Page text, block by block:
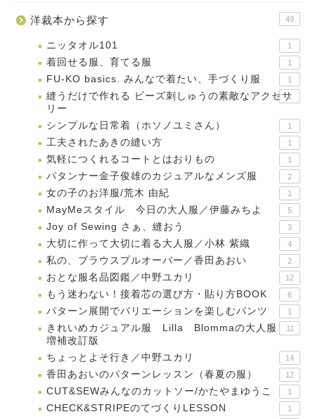
洋裁本から探す 49
ニッタオル101 1
着回せる服、育てる服 1
FU-KO basics. みんなで着たい、手づくり服 1
縫うだけで作れる ビーズ刺しゅうの素敵なアクセサ
リー
1
シンプルな日常着（ホソノユミさん） 1
工夫されたあきの縫い方 1
気軽につくれるコートとはおりもの 1
パタンナー金子俊雄のカジュアルなメンズ服 2
女の子のお洋服/荒木 由紀 1
MayMeスタイル 今日の大人服／伊藤みちよ 5
Joy of Sewing さぁ、縫おう 3
大切に作って大切に着る大人服／小林 紫織 4
私の、ブラウスプルオーバー／香田あおい 2
おとな服名品図鑑／中野ユカリ 12
もう迷わない！接着芯の選び方・貼り方BOOK 6
パターン展開でバリエーションを楽しむパンツ 1
きれいめカジュアル服 Lilla Blommaの大人服
増補改訂版
11
ちょっとよそ行き／中野ユカリ 14
香田あおいのパターンレッスン（春夏の服） 12
CUT&SEWみんなのカットソー/かたやまゆうこ 1
CHECK&STRIPEのてづくりLESSON 1